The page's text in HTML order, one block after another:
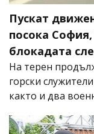
Пускат
посока
блокадата
На терен
горски
както и два